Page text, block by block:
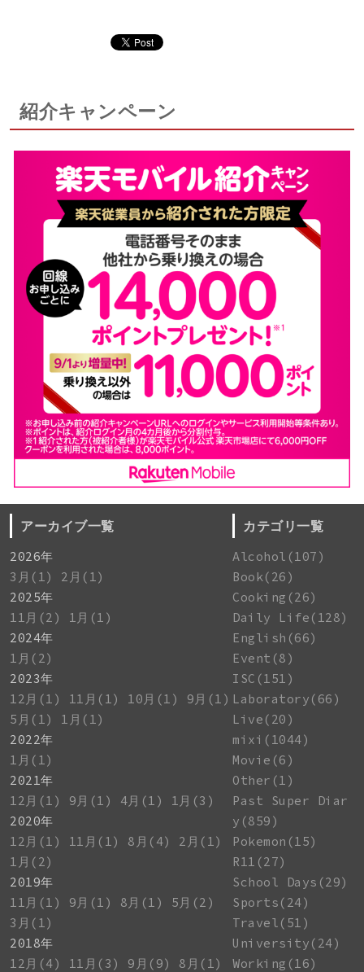
紹介キャンペーン
アーカイブ一覧
2026年
3月(1)
2月(1)
2025年
11月(2)
1月(1)
2024年
1月(2)
2023年
12月(1)
11月(1) 10月(1)
9月(1)
5月(1)
1月(1)
2022年
1月(1)
2021年
12月(1)
9月(1) 4月(1)
1月(3)
2020年
12月(1)
11月(1) 8月(4)
2月(1)
1月(2)
2019年
11月(1)
9月(1) 8月(1)
5月(2)
3月(1)
2018年
12月(4)
11月(3) 9月(9)
8月(1)
カテゴリ一覧
Alcohol(107)
Book(26)
Cooking(26)
Daily Life(128)
English(66)
Event(8)
ISC(151)
Laboratory(66)
Live(20)
mixi(1044)
Movie(6)
Other(1)
Past Super Diar
y(859)
Pokemon(15)
R11(27)
School Days(29)
Sports(24)
Travel(51)
University(24)
Working(16)